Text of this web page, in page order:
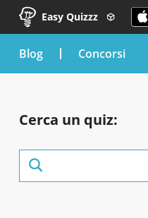
Easy Quizzz
blog Concorsi
Cerca un quiz: